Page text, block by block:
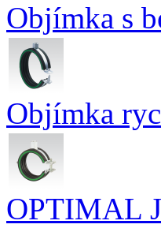
Objímka s
Objímka
OPTIMAL